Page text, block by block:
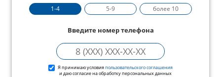
1-4 5-9 более 10
Введите номер телефона
Я принимаю условияпользовательского соглашения
и даю согласие на обработку персональных данных